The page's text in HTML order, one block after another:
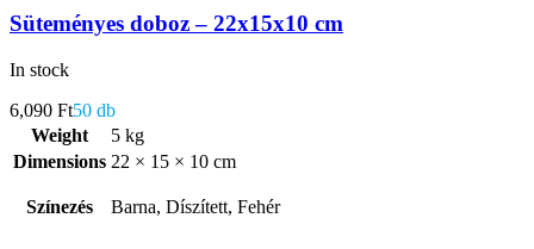
Süteményes doboz – 22x15x10 cm
In stock
6,090 Ft50 db
Weight
5 kg
Dimensions 22 × 15 × 10 cm
Színezés Barna, Díszített, Fehér